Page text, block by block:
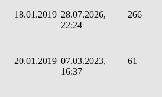
18.01.2019 28.07.2026,
22:24
266
20.01.2019 07.03.2023,
16:37
61